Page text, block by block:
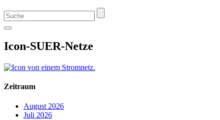
Icon-SUER-Netze
Zeitraum
August 2026
Juli 2026